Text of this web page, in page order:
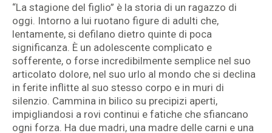
“La stagione del figlio” è la storia di un ragazzo di
oggi. Intorno a lui ruotano figure di adulti che,
lentamente, si defilano dietro quinte di poca
significanza. È un adolescente complicato e
sofferente, o forse incredibilmente semplice nel suo
articolato dolore, nel suo urlo al mondo che si declina
in ferite inflitte al suo stesso corpo e in muri di
silenzio. Cammina in bilico su precipizi aperti,
impigliandosi a rovi continui e fatiche che sfiancano
ogni forza. Ha due madri, una madre delle carni e una